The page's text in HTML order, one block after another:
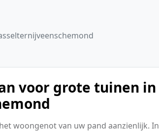
voor grote tuinen in
woongenot van uw pand aanzienlijk. In